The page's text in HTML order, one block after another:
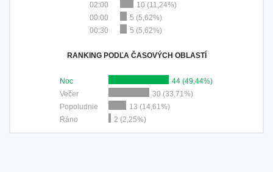
02:00
10 (11,24%)
00:00
5 (5,62%)
00:30
5 (5,62%)
RANKING PODĽA ČASOVÝCH OBLASTÍ
Noc
44 (49,44%)
Večer
30 (33,71%)
Popoludnie
13 (14,61%)
Ráno
2 (2,25%)